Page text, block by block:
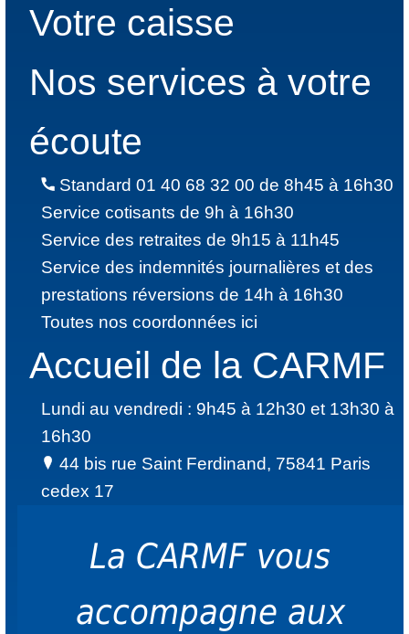
Votre caisse
Nos services à votre
écoute
Standard 01 40 68 32 00 de 8h45 à 16h30
Service cotisants de 9h à 16h30
Service des retraites de 9h15 à 11h45
Service des indemnités journalières et des
prestations réversions de 14h à 16h30
Toutes nos coordonnées ici
Accueil de la CARMF
Lundi au vendredi : 9h45 à 12h30 et 13h30 à
16h30
44 bis rue Saint Ferdinand, 75841 Paris
cedex 17
La CARMF vous
accompagne aux